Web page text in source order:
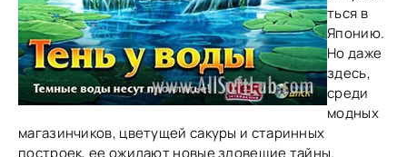
ться в
Японию.
Но даже
здесь,
среди
модных
магазинчиков, цветущей сакуры и старинных
построек, ее ожидают новые зловещие тайны.